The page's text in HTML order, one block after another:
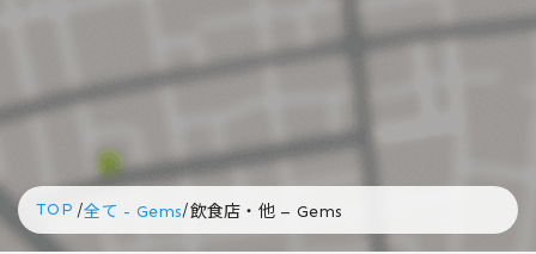
TOP /全て - Gems/飲食店・他 – Gems